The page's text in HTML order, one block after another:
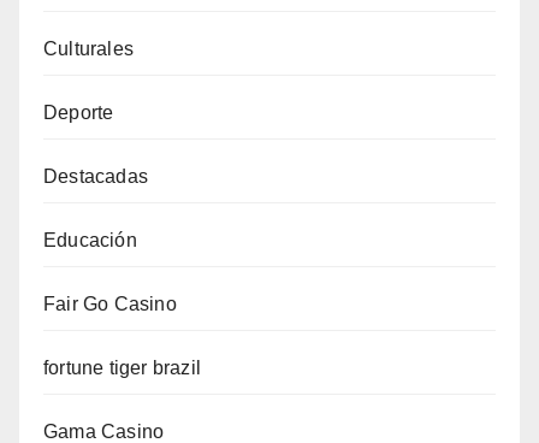
Culturales
Deporte
Destacadas
Educación
Fair Go Casino
fortune tiger brazil
Gama Casino